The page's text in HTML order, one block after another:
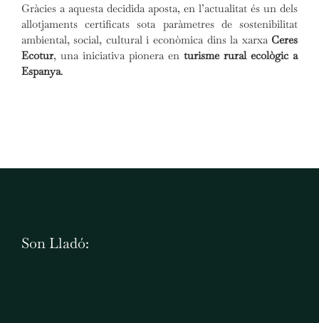
Gràcies a aquesta decidida aposta, en l’actualitat és un dels
allotjaments certificats sota paràmetres de sostenibilitat
ambiental, social, cultural i econòmica dins la xarxa Ceres
Ecotur, una iniciativa pionera enturisme rural ecològic a
Espanya.
Son Lladó: